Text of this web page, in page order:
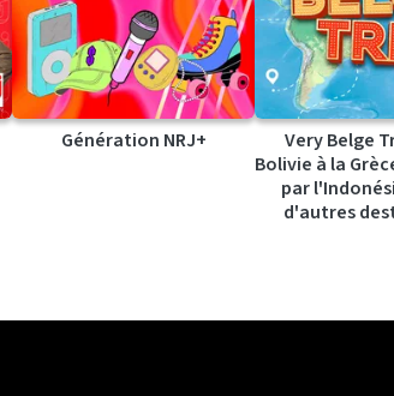
Génération NRJ+
Very Belge
Bolivie à la
par
d'autres